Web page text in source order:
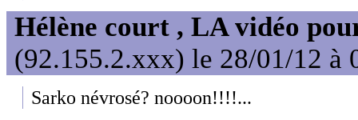
Hélène court , LA vidéo
(92.155.2.xxx) le 28/01/12 à
Sarko névrosé? noooon!!!!...